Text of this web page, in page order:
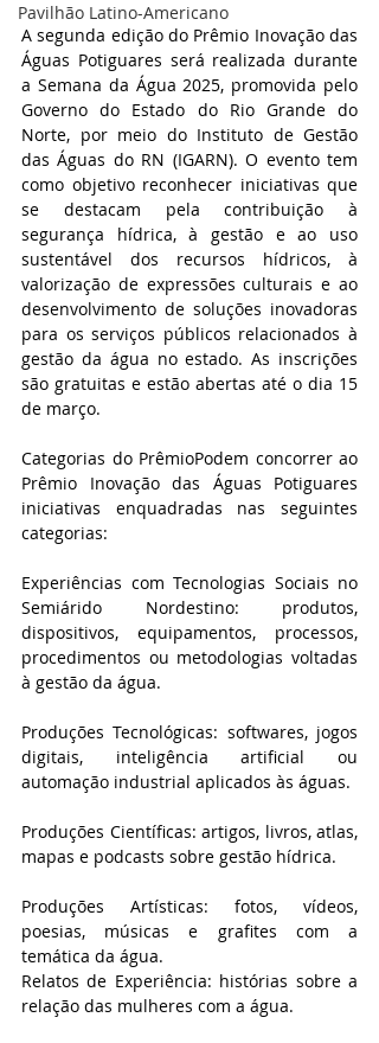
Pavilhão Latino-Americano
A segunda edição do Prêmio Inovação das
Águas Potiguares será realizada durante
a Semana da Água 2025, promovida pelo
Governo do Estado do Rio Grande do
Norte, por meio do Instituto de Gestão
das Águas do RN (IGARN). O evento tem
como objetivo reconhecer iniciativas que
se destacam pela contribuição à
segurança hídrica, à gestão e ao uso
sustentável dos recursos hídricos, à
valorização de expressões culturais e ao
desenvolvimento de soluções inovadoras
para os serviços públicos relacionados à
gestão da água no estado. As inscrições
são gratuitas e estão abertas até o dia 15
de março.
Categorias do PrêmioPodem concorrer ao
Prêmio Inovação das Águas Potiguares
iniciativas enquadradas nas seguintes
categorias:
Experiências com Tecnologias Sociais no
Semiárido Nordestino: produtos,
dispositivos, equipamentos, processos,
procedimentos ou metodologias voltadas
à gestão da água.
Produções Tecnológicas: softwares, jogos
digitais, inteligência artificial ou
automação industrial aplicados às águas.
Produções Científicas: artigos, livros, atlas,
mapas e podcasts sobre gestão hídrica.
Produções Artísticas: fotos, vídeos,
poesias, músicas e grafites com a
temática da água.
Relatos de Experiência: histórias sobre a
relação das mulheres com a água.